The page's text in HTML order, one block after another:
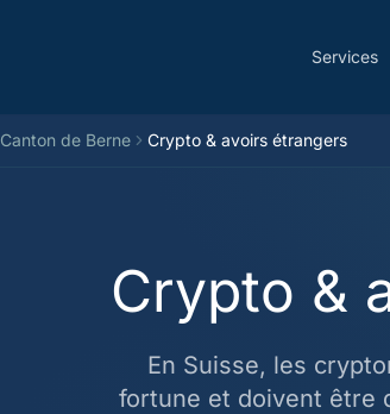
Services
Canton de Berne Crypto & avoirs étrangers
Crypto &
En Suisse, les
fortune et doivent être